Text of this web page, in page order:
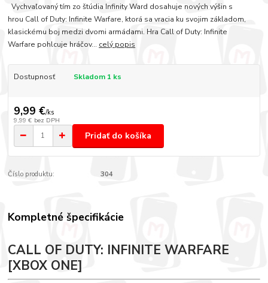
Vychvaľovaný tím zo štúdia Infinity Ward dosahuje nových výšin s
hrou Call of Duty: Infinite Warfare, ktorá sa vracia ku svojim základom,
klasickému boj medzi dvomi armádami. Hra Call of Duty: Infinite
Warfare pohlcuje hráčov... celý popis
Dostupnosť Skladom 1 ks
9,99 €/ks
9,99 € bez DPH
Pridať do košíka
Číslo produktu: 304
Kompletné špecifikácie
CALL OF DUTY: INFINITE WARFARE
[XBOX ONE]